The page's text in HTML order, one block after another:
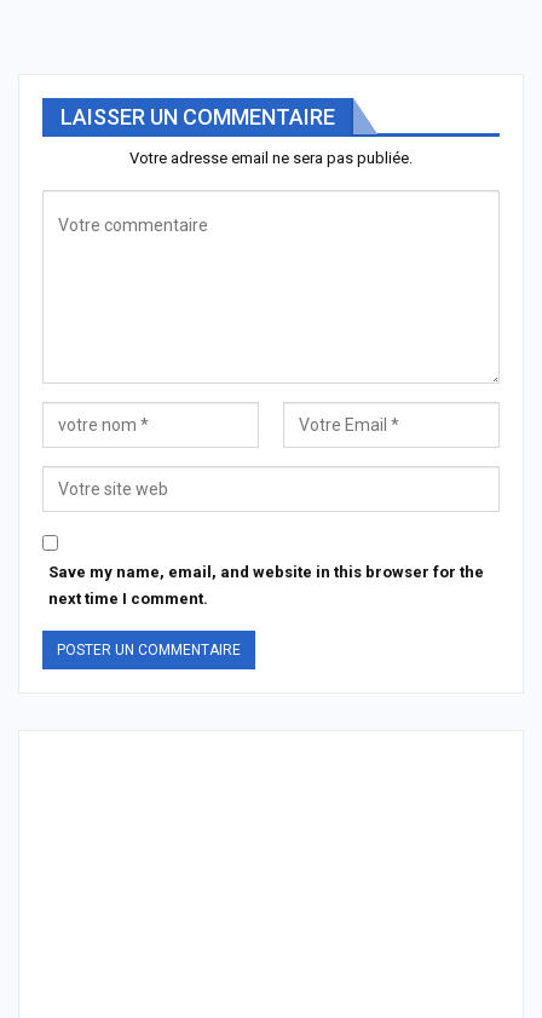
LAISSER UN COMMENTAIRE
Votre adresse email ne sera pas publiée.
Save my name, email, and website in this browser for the
next time I comment.